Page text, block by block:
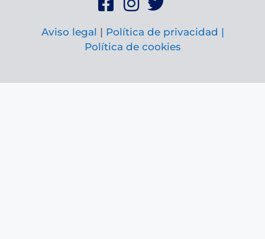
Aviso legal | Política de privacidad |
Política de cookies